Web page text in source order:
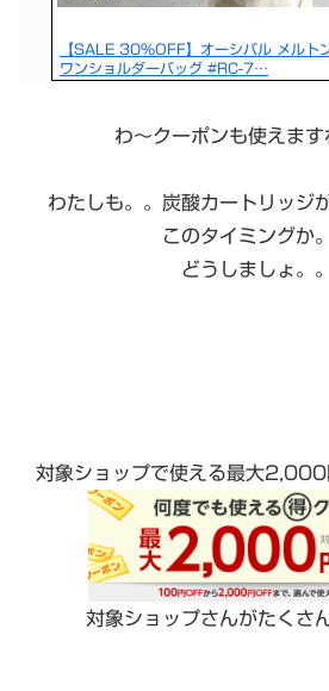
【SALE 30%OFF】オーシバル メルト
ワンショルダーバッグ #RC-7…
わ〜クーポンも使えます
わたしも。。炭酸カートリッジ
このタイミングか
どうしましょ。。
対象ショップで使える最大2,000
対象ショップさんがたくさ